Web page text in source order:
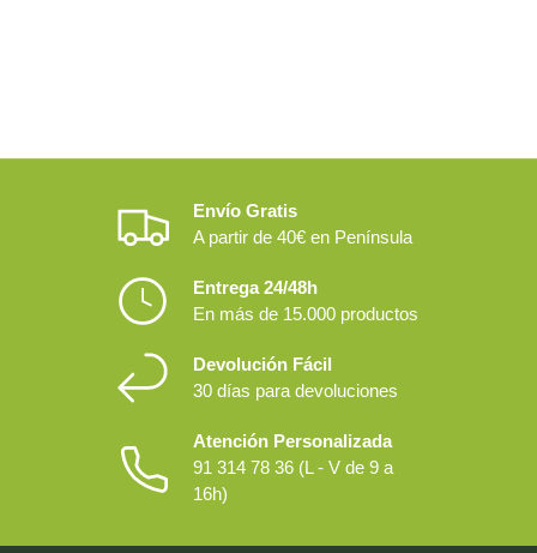
Envío Gratis
A partir de 40€ en Península
Entrega 24/48h
En más de 15.000 productos
Devolución Fácil
30 días para devoluciones
Atención Personalizada
91 314 78 36 (L - V de 9 a
16h)